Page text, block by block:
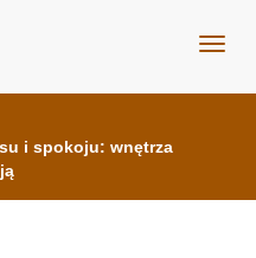
i spokoju: wnętrza